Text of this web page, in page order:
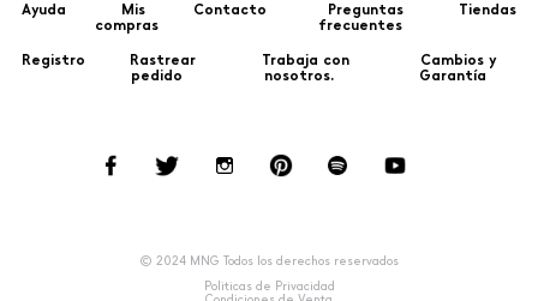
Ayuda
Mis
compras
Contacto
Preguntas
frecuentes
Tiendas
Registro
Rastrear
pedido
Trabaja con
nosotros.
Cambios y
Garantía
© 2024 MNG Todos los derechos reservados
Politicas de Privacidad